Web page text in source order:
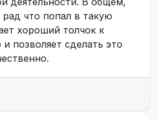
рад что попал в такую
хороший толчок к
позволяет сделать это